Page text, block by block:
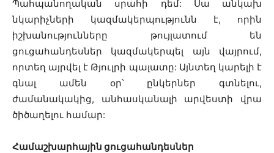
Պահպանողական սրահի դեմ: Սա անկախ
նկարիչների կազմակերպությունն է, որին
իշխանությունները թույլատում են
ցուցահանդեսներ կազմակերպել այն վայրում,
որտեղ այրվել է Թյուլրի պալատը: Այնտեղ կարելի է
գնալ ամեն օր՝ ընկերներ գտնելու,
ժամանակակից, անհասկանալի արվեստի վրա
ծիծաղելու համար:
Համաշխարհային ցուցահանդեսներ